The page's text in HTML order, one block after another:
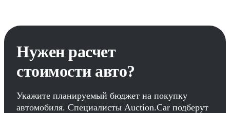
Нужен расчет
стоимости авто?
Укажите планируемый бюджет на покупку
автомобиля. Специалисты Auction.Car подберут